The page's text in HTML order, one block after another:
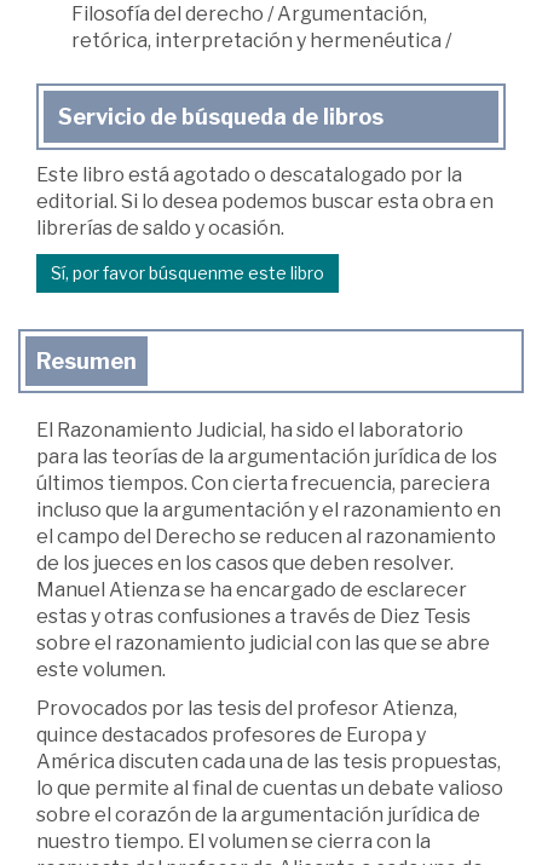
Filosofía del derecho /Argumentación,
retórica, interpretación y hermenéutica /
Servicio de búsqueda de libros
Este libro está agotado o descatalogado por la
editorial. Si lo desea podemos buscar esta obra en
librerías de saldo y ocasión.
Sí, por favor búsquenme este libro
Resumen
El Razonamiento Judicial, ha sido el laboratorio
para las teorías de la argumentación jurídica de los
últimos tiempos. Con cierta frecuencia, pareciera
incluso que la argumentación y el razonamiento en
el campo del Derecho se reducen al razonamiento
de los jueces en los casos que deben resolver.
Manuel Atienza se ha encargado de esclarecer
estas y otras confusiones a través de Diez Tesis
sobre el razonamiento judicial con las que se abre
este volumen.
Provocados por las tesis del profesor Atienza,
quince destacados profesores de Europa y
América discuten cada una de las tesis propuestas,
lo que permite al final de cuentas un debate valioso
sobre el corazón de la argumentación jurídica de
nuestro tiempo. El volumen se cierra con la